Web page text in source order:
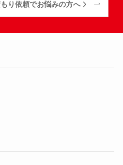
り依頼でお悩みの方へ